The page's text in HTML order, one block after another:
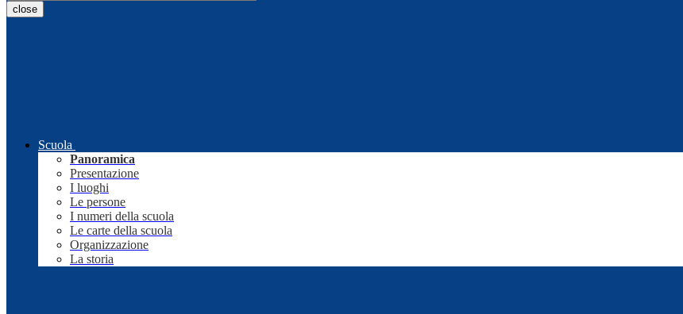
close
Scuola
Panoramica
Presentazione
I luoghi
Le persone
I numeri della scuola
Le carte della scuola
Organizzazione
La storia